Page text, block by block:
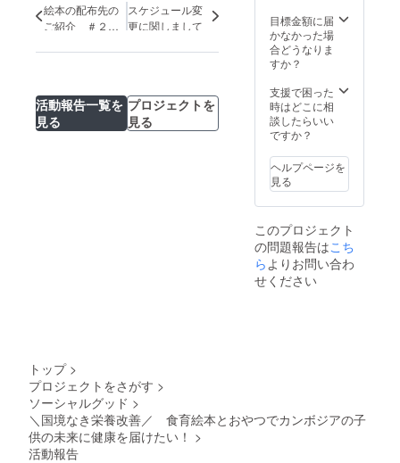
絵本の配布先の
ご紹介 ＃２
校）
スケジュール変
更に関しまして
活動報告一覧を
見る
プロジェクトを
見る
どを、
体感し
てくだ
配布時
に、子
どもか
らのご
様ご本
人に宛
てた直
接の
セージ
を撮影
し、
MP4の
形式
ダウン
ロード
いただ
く方法
送りい
たしま
す。 ま
た、絵
後の
ページ
に、印
刷支援
て、お
名前を
掲載さ
せてい
ただき
お名前
の記入
目標金額に届
かなかった場
合どうなりま
すか？
支援で困った
時はどこに相
談したらいい
ですか？
ヘルプページを
見る
このプロジェクト
の問題報告はこち
ら よりお問い合わ
せください
トップ >
プロジェクトをさがす >
ソーシャルグッド >
＼国境なき栄養改善／ 食育絵本とおやつでカンボジアの子
供の未来に健康を届けたい！ >
活動報告